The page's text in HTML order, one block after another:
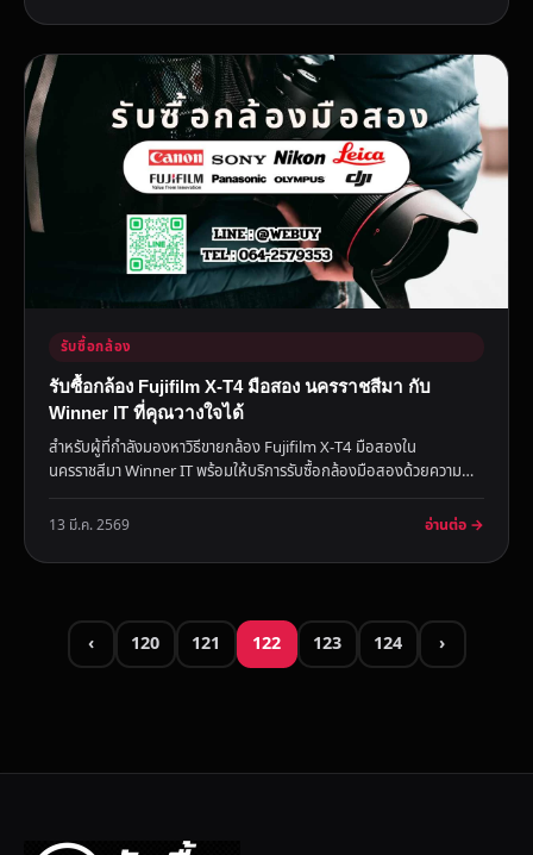
รับซื้อกล้อง
รับซื้อกล้อง Fujifilm X-T4 มือสอง นครราชสีมา กับ
Winner IT ที่คุณวางใจได้
สำหรับผู้ที่กำลังมองหาวิธีขายกล้อง Fujifilm X-T4 มือสองใน
นครราชสีมา Winner IT พร้อมให้บริการรับซื้อกล้องมือสองด้วยความ
โปร่งใส...
13 มี.ค. 2569 อ่านต่อ →
‹ 120 121 122 123 124 ›